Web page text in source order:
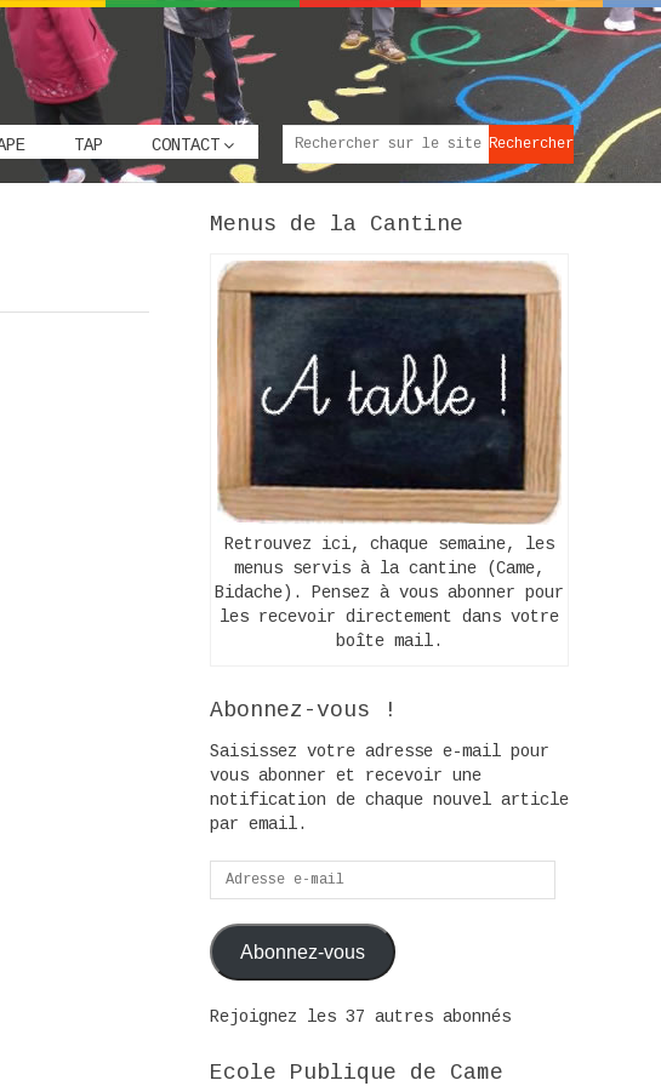
TAP CONTACT
Menus de la Cantine
Retrouvez ici, chaque semaine, les
menus servis à la cantine (Came,
Bidache). Pensez à vous abonner pour
les recevoir directement dans votre
boîte mail.
Abonnez-vous !
Saisissez votre adresse e-mail pour
vous abonner et recevoir une
notification de chaque nouvel article
par email.
Adresse
e-
mail
Abonnez-vous
Rejoignez les 37 autres abonnés
Ecole Publique de Came